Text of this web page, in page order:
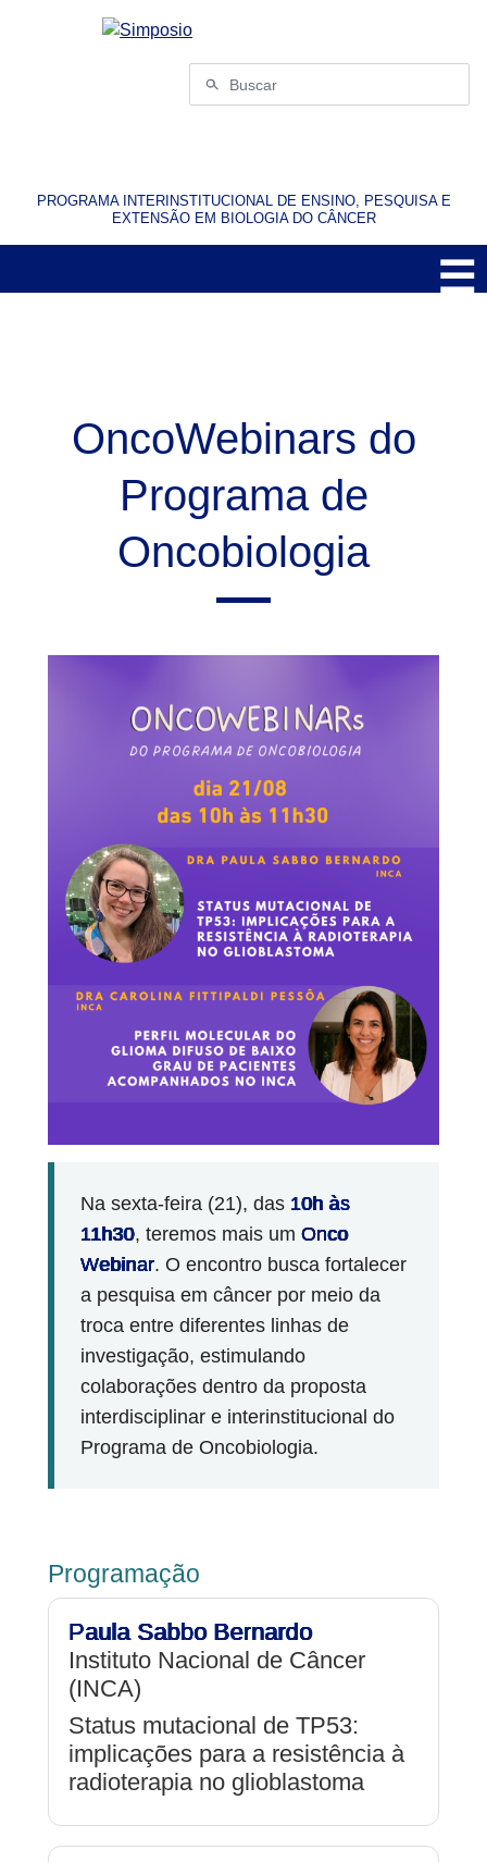
Buscar
por:
PROGRAMA INTERINSTITUCIONAL DE ENSINO, PESQUISA E
EXTENSÃO EM BIOLOGIA DO CÂNCER
☰
OncoWebinars do
Programa de
Oncobiologia
Na sexta-feira (21), das 10h às
11h30, teremos mais um Onco
Webinar. O encontro busca fortalecer
a pesquisa em câncer por meio da
troca entre diferentes linhas de
investigação, estimulando
colaborações dentro da proposta
interdisciplinar e interinstitucional do
Programa de Oncobiologia.
Programação
Paula Sabbo Bernardo
Instituto Nacional de Câncer
(INCA)
Status mutacional de TP53:
implicações para a resistência à
radioterapia no glioblastoma